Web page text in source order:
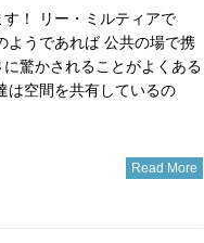
！ リー・ミルティアで
ようであれば 公共の場で携
驚かされることがよくある
は空間を共有しているの
Read More